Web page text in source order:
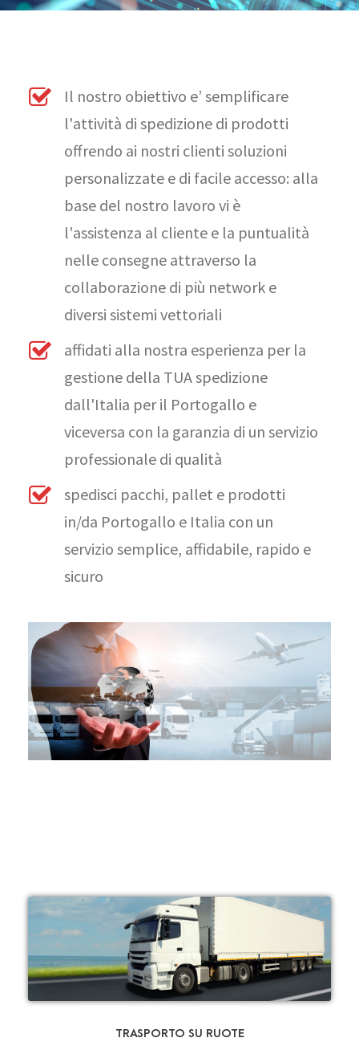
Il nostro obiettivo e’ semplificare
l'attività di spedizione di prodotti
offrendo ai nostri clienti soluzioni
personalizzate e di facile accesso: alla
base del nostro lavoro vi è
l'assistenza al cliente e la puntualità
nelle consegne attraverso la
collaborazione di più network e
diversi sistemi vettoriali
affidati alla nostra esperienza per la
gestione della TUA spedizione
dall'Italia per il Portogallo e
viceversa con la garanzia di un servizio
professionale di qualità
spedisci pacchi, pallet e prodotti
in/da Portogallo e Italia con un
servizio semplice, affidabile, rapido e
sicuro
TRASPORTO SU RUOTE